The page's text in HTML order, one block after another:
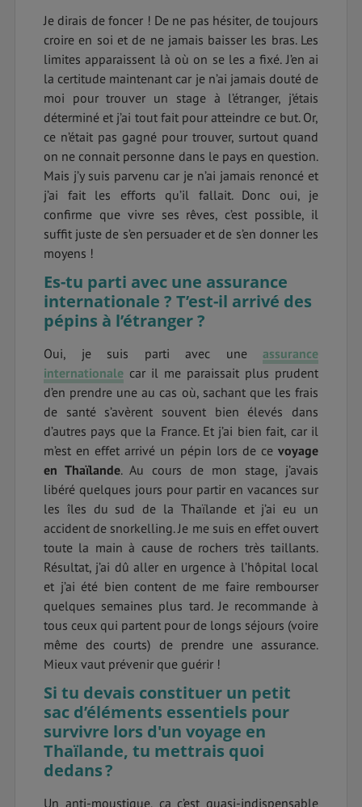
Je dirais de foncer ! De ne pas hésiter, de toujours
croire en soi et de ne jamais baisser les bras. Les
limites apparaissent là où on se les a fixé. J’en ai
la certitude maintenant car je n’ai jamais douté de
moi pour trouver un stage à l’étranger, j’étais
déterminé et j’ai tout fait pour atteindre ce but. Or,
ce n’était pas gagné pour trouver, surtout quand
on ne connait personne dans le pays en question.
Mais j’y suis parvenu car je n’ai jamais renoncé et
j’ai fait les efforts qu’il fallait. Donc oui, je
confirme que vivre ses rêves, c’est possible, il
suffit juste de s’en persuader et de s’en donner les
moyens !
Es-tu parti avec une assurance
internationale ? T’est-il arrivé des
pépins à l’étranger ?
Oui, je suis parti avec une assurance
internationale car il me paraissait plus prudent
d’en prendre une au cas où, sachant que les frais
de santé s’avèrent souvent bien élevés dans
d’autres pays que la France. Et j’ai bien fait, car il
m’est en effet arrivé un pépin lors de ce voyage
en Thaïlande. Au cours de mon stage, j’avais
libéré quelques jours pour partir en vacances sur
les îles du sud de la Thaïlande et j’ai eu un
accident de snorkelling. Je me suis en effet ouvert
toute la main à cause de rochers très taillants.
Résultat, j’ai dû aller en urgence à l’hôpital local
et j’ai été bien content de me faire rembourser
quelques semaines plus tard. Je recommande à
tous ceux qui partent pour de longs séjours (voire
même des courts) de prendre une assurance.
Mieux vaut prévenir que guérir !
Si tu devais constituer un petit
sac d’éléments essentiels pour
survivre lors d'un voyage en
Thaïlande, tu mettrais quoi
dedans ?
Un anti-moustique, ça c’est quasi-indispensable